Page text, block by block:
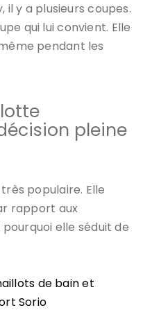
il y a plusieurs coupes.
qui lui convient. Elle
pendant les
pleine
populaire. Elle
rapport aux
elle séduit de
de bain et
Sorio